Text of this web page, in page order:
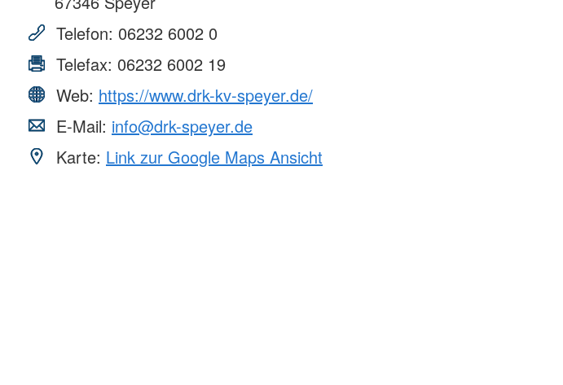
Telefon: 06232 6002 0
Telefax: 06232 6002 19
Web: https://www.drk-kv-speyer.de/
E-Mail: info@drk-speyer.de
Karte: Link zur Google Maps Ansicht